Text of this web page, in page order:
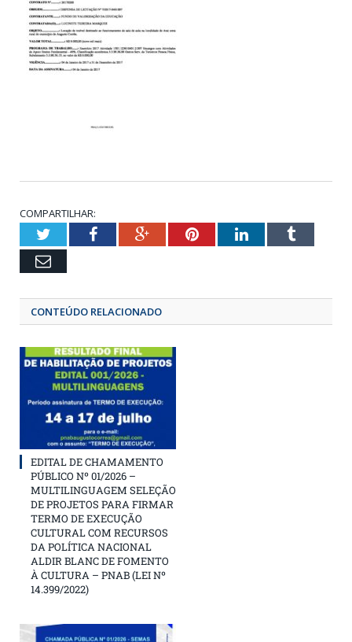
COMPARTILHAR:
TwitterFacebookGoogle+Pinterest
LinkedIn
Email
CONTEÚDO RELACIONADO
EDITAL DE CHAMAMENTO
PÚBLICO Nº 01/2026 –
MULTILINGUAGEM SELEÇÃO
DE PROJETOS PARA FIRMAR
TERMO DE EXECUÇÃO
CULTURAL COM RECURSOS
DA POLÍTICA NACIONAL
ALDIR BLANC DE FOMENTO
À CULTURA – PNAB (LEI Nº
14.399/2022)